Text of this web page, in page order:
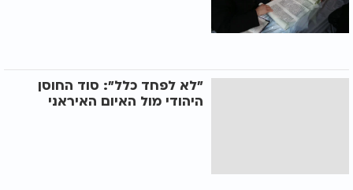
"לא לפחד כלל": סוד החוסן
היהודי מול האיום האיראני